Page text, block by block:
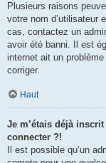
Plusieurs raisons
votre nom d’utilisateur
cas, contactez un
avoir été banni. Il est
internet ait un
corriger.
Haut
Je m’étais déjà
connecter ?!
Il est possible qu’un